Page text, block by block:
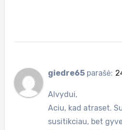
giedre65 parašė:
Alvydui,
Aciu, kad atraset.
susitikciau, bet